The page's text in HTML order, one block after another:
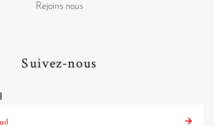
Rejoins nous
Suivez-nous